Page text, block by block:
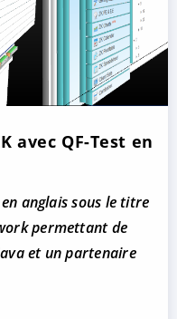
avec QF-Test en
anglais sous le titre
permettant de
et un partenaire